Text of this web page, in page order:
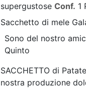
supergustose Conf. 1
Sacchetto di mele
Sono del nostro
Quinto
SACCHETTO di
nostra produzione